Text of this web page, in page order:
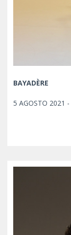
BAYADÈRE
5 AGOSTO 2021